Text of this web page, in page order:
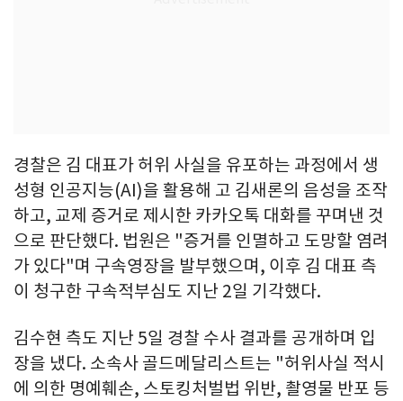
경찰은 김 대표가 허위 사실을 유포하는 과정에서 생
성형 인공지능(AI)을 활용해 고 김새론의 음성을 조작
하고, 교제 증거로 제시한 카카오톡 대화를 꾸며낸 것
으로 판단했다. 법원은 "증거를 인멸하고 도망할 염려
가 있다"며 구속영장을 발부했으며, 이후 김 대표 측
이 청구한 구속적부심도 지난 2일 기각했다.
김수현 측도 지난 5일 경찰 수사 결과를 공개하며 입
장을 냈다. 소속사 골드메달리스트는 "허위사실 적시
에 의한 명예훼손, 스토킹처벌법 위반, 촬영물 반포 등